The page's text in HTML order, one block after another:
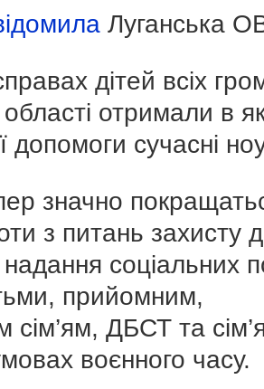
Луганська
дітей всіх
області отримали в
допомоги сучасні
значно
з питань захисту
надання соціальних
прийомним,
сім’ям, ДБСТ та
воєнного часу.